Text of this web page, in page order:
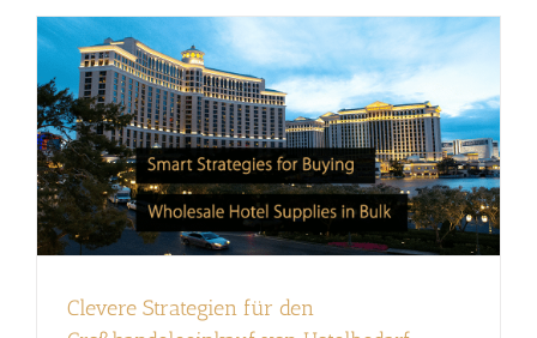
Clevere Strategien für den